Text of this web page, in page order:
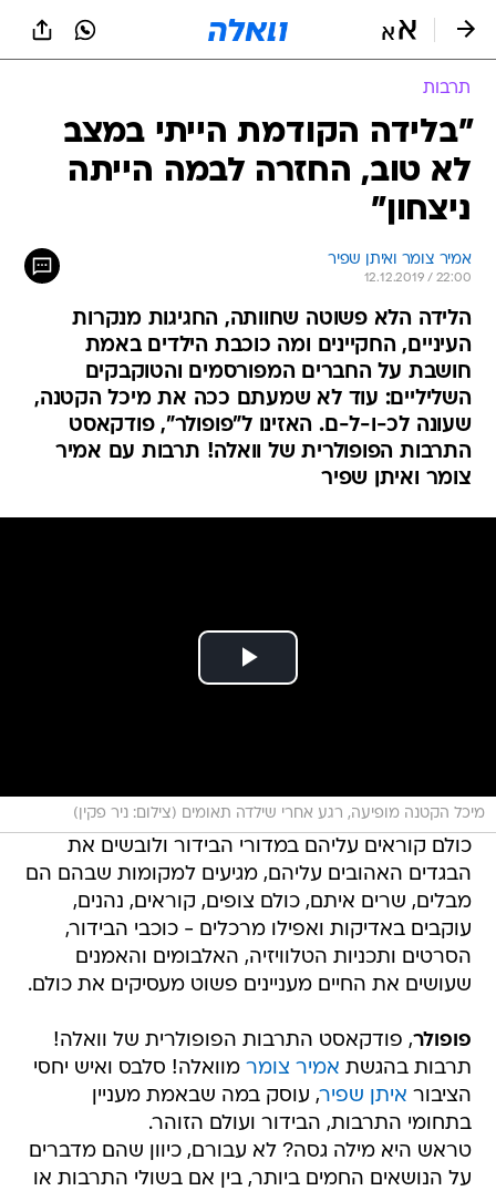
תרבות
"בלידה הקודמת הייתי במצב
לא טוב, החזרה לבמה הייתה
ניצחון"
אמיר צומר ואיתן שפיר
12.12.2019 / 22:00
הלידה הלא פשוטה שחוותה, החגיגות מנקרות
העיניים, החקיינים ומה כוכבת הילדים באמת
חושבת על החברים המפורסמים והטוקבקים
השליליים: עוד לא שמעתם ככה את מיכל הקטנה,
שעונה לכ-ו-ל-ם. האזינו ל"פופולר", פודקאסט
התרבות הפופולרית של וואלה! תרבות עם אמיר
צומר ואיתן שפיר
מיכל הקטנה מופיעה, רגע אחרי שילדה תאומים (צילום: ניר פקין)
כולם קוראים עליהם במדורי הבידור ולובשים את
הבגדים האהובים עליהם, מגיעים למקומות שבהם הם
מבלים, שרים איתם, כולם צופים, קוראים, נהנים,
עוקבים באדיקות ואפילו מרכלים - כוכבי הבידור,
הסרטים ותכניות הטלוויזיה, האלבומים והאמנים
שעושים את החיים מעניינים פשוט מעסיקים את כולם.
פופולר, פודקאסט התרבות הפופולרית של וואלה!
תרבות בהגשת אמיר צומר מוואלה! סלבס ואיש יחסי
הציבור איתן שפיר, עוסק במה שבאמת מעניין
בתחומי התרבות, הבידור ועולם הזוהר.
טראש היא מילה גסה? לא עבורם, כיוון שהם מדברים
על הנושאים החמים ביותר, בין אם בשולי התרבות או